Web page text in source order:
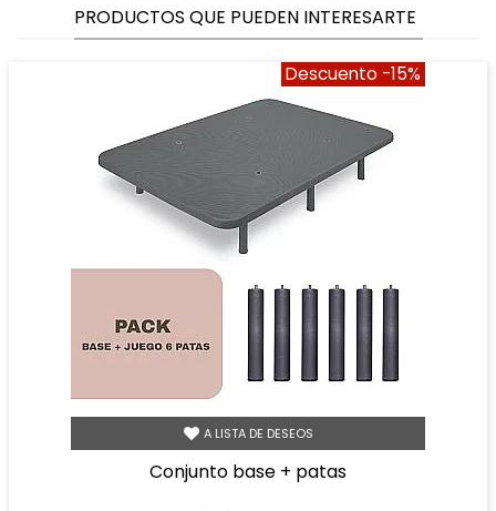
PRODUCTOS QUE PUEDEN INTERESARTE
Descuento -15%
A LISTA DE DESEOS
conjunto base + patas